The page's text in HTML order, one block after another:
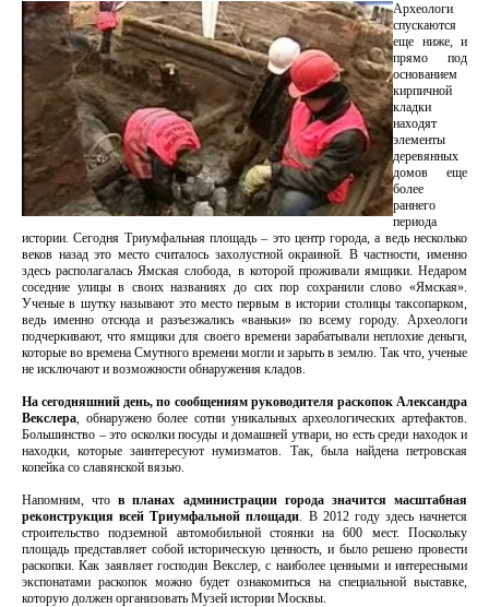
Археологи
спускаются
еще ниже, и
прямо под
основанием
кирпичной
кладки
находят
элементы
деревянных
домов еще
более
раннего
периода
истории. Сегодня Триумфальная площадь – это центр города, а ведь несколько
веков назад это место считалось захолустной окраиной. В частности, именно
здесь располагалась Ямская слобода, в которой проживали ямщики. Недаром
соседние улицы в своих названиях до сих пор сохранили слово «Ямская».
Ученые в шутку называют это место первым в истории столицы таксопарком,
ведь именно отсюда и разъезжались «ваньки» по всему городу. Археологи
подчеркивают, что ямщики для своего времени зарабатывали неплохие деньги,
которые во времена Смутного времени могли и зарыть в землю. Так что, ученые
не исключают и возможности обнаружения кладов.
На сегодняшний день, по сообщениям руководителя раскопок Александра
Векслера, обнаружено более сотни уникальных археологических артефактов.
Большинство – это осколки посуды и домашней утвари, но есть среди находок и
находки, которые заинтересуют нумизматов. Так, была найдена петровская
копейка со славянской вязью.
Напомним, чтов планах администрации города значится масштабная
реконструкция всей Триумфальной площади. В 2012 году здесь начнется
строительство подземной автомобильной стоянки на 600 мест. Поскольку
площадь представляет собой историческую ценность, и было решено провести
раскопки. Как заявляет господин Векслер, с наиболее ценными и интересными
экспонатами раскопок можно будет ознакомиться на специальной выставке,
которую должен организовать Музей истории Москвы.